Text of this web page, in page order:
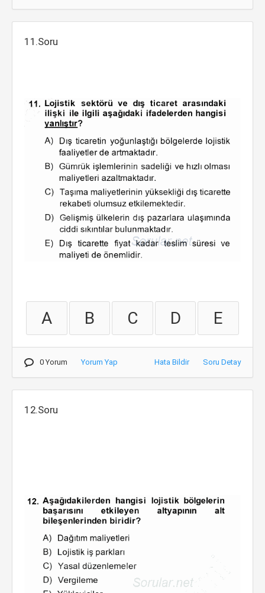
11.Soru
A B C D E
0 Yorum Yorum Yap Hata Bildir Soru Detay
12.Soru